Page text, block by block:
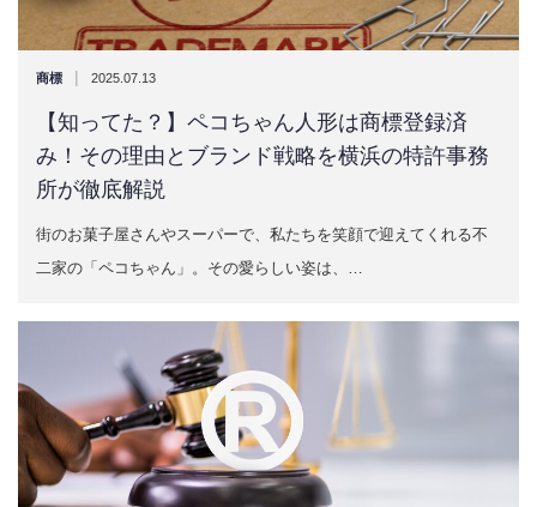
商標 | 2025.07.13
【知ってた？】ペコちゃん人形は商標登録済
み！その理由とブランド戦略を横浜の特許事務
所が徹底解説
街のお菓子屋さんやスーパーで、私たちを笑顔で迎えてくれる不
二家の「ペコちゃん」。その愛らしい姿は、…